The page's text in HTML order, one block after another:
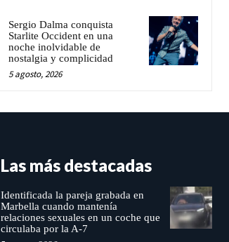
Sergio Dalma conquista
Starlite Occident en una
noche inolvidable de
nostalgia y complicidad
5 agosto, 2026
Las más destacadas
Identificada la pareja grabada en
Marbella cuando mantenía
relaciones sexuales en un coche que
circulaba por la A-7